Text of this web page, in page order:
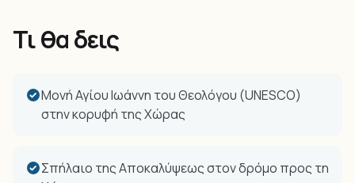
Τι θα δεις
Μονή Αγίου Ιωάννη του Θεολόγου (UNESCO)
στην κορυφή της Χώρας
Σπήλαιο της Αποκαλύψεως στον δρόμο προς τη